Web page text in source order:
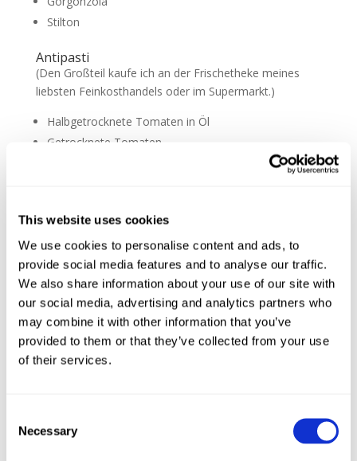
This website uses cookies
We use cookies to personalise content and ads, to
provide social media features and to analyse our traffic.
We also share information about your use of our site with
our social media, advertising and analytics partners who
may combine it with other information that you’ve
provided to them or that they’ve collected from your use
of their services.
Selection
Necessary
Stilton
Antipasti
(Den Großteil kaufe ich an der Frischetheke meines
liebsten Feinkosthandels oder im Supermarkt.)
Halbgetrocknete Tomaten in Öl
Getrocknete Tomaten
Knoblauch in der Pfanne braten.)
Gegrillte Zucchinischeiben
Gefüllte Minikürbisse
Gegrillte Paprika
Marinierte Champignons
Rotweinzwiebeln
Serrano Schinken